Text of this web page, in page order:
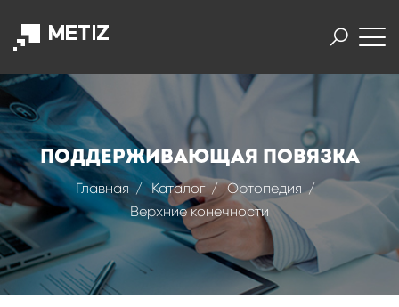
Поддерживающая повязка
Главная Каталог
Ортопедия
Верхние конечности